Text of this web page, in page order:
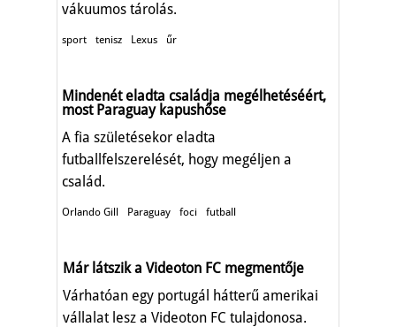
vákuumos tárolás.
sport tenisz Lexus űr
Mindenét eladta családja megélhetéséért,
most Paraguay kapushőse
A fia születésekor eladta
futballfelszerelését, hogy megéljen a
család.
Orlando Gill Paraguay foci futball
Már látszik a Videoton FC megmentője
Várhatóan egy portugál hátterű amerikai
vállalat lesz a Videoton FC tulajdonosa.